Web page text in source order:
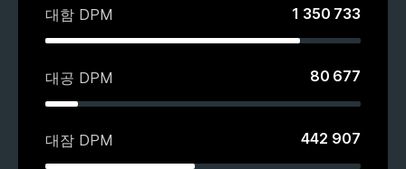
대함 DPM 1 350 733
대공 DPM 80 677
대잠 DPM 442 907